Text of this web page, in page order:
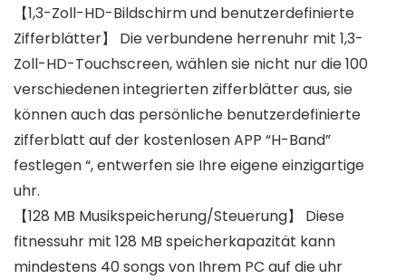
【1,3-Zoll-HD-Bildschirm und benutzerdefinierte
Zifferblätter】 Die verbundene herrenuhr mit 1,3-
Zoll-HD-Touchscreen, wählen sie nicht nur die 100
verschiedenen integrierten zifferblätter aus, sie
können auch das persönliche benutzerdefinierte
zifferblatt auf der kostenlosen APP “H-Band”
festlegen “, entwerfen sie Ihre eigene einzigartige
uhr.
【128 MB Musikspeicherung/Steuerung】 Diese
fitnessuhr mit 128 MB speicherkapazität kann
mindestens 40 songs von Ihrem PC auf die uhr